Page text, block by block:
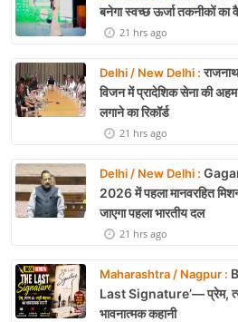
बनेगा स्वच्छ ऊर्जा तकनीकों का
21 hrs ago
Delhi / New Delhi :
विजन में प्रादेशिक सेना की
लगाने का रिकॉर्ड
21 hrs ago
Delhi / New Delhi :
2026 में पहला मानवरहित
जाएगा पहला भारतीय दल
21 hrs ago
Maharashtra / Nagpur :
Last Signature’— प्रेम,
भावनात्मक कहानी